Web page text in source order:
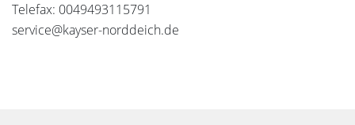
Telefax: 0049493115791
service@kayser-norddeich.de